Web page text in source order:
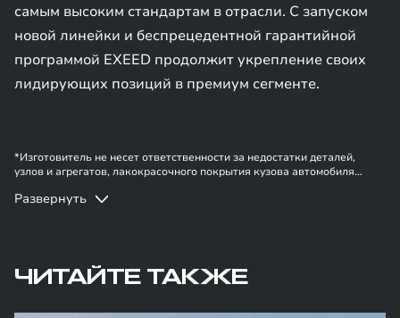
самым высоким стандартам в отрасли. С запуском
новой линейки и беспрецедентной гарантийной
программой EXEED продолжит укрепление своих
лидирующих позиций в премиум сегменте.
*Изготовитель не несет ответственности за недостатки деталей,
узлов и агрегатов, лакокрасочного покрытия кузова автомобиля
владельцем правил эксплуатации, хранения или транспортировки
Развернуть
ЧИТАЙТЕ ТАКЖЕ